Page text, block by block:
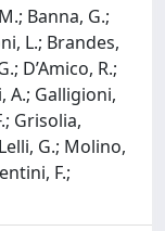
Banna, G.;
L.; Brandes,
D’Amico, R.;
A.; Galligioni,
Grisolia,
G.; Molino,
F.;